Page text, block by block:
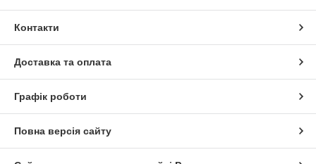
Контакти
Доставка та оплата
Графік роботи
Повна версія сайту